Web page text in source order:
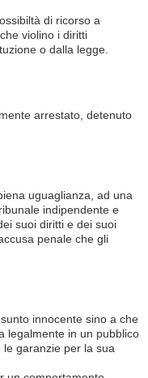
di ricorso a
violino i diritti
o dalla legge.
arrestato, detenuto
uguaglianza, ad una
indipendente e
suoi diritti e dei suoi
penale che gli
innocente sino a che
legalmente in un pubblico
garanzie per la sua